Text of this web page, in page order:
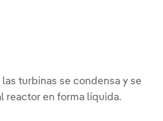
turbinas se condensa y se
reactor en forma líquida.